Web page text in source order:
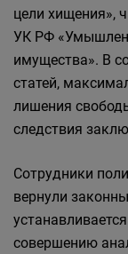
цели хищения»,
УК РФ
имущества». В
статей,
лишения
следствия
Сотрудники
вернули
совершению